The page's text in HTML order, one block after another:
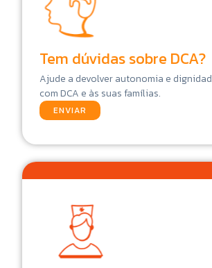
Tem dúvidas sobre DCA?
Ajude a devolver autonomia e
com DCA e às suas famílias.
ENVIAR